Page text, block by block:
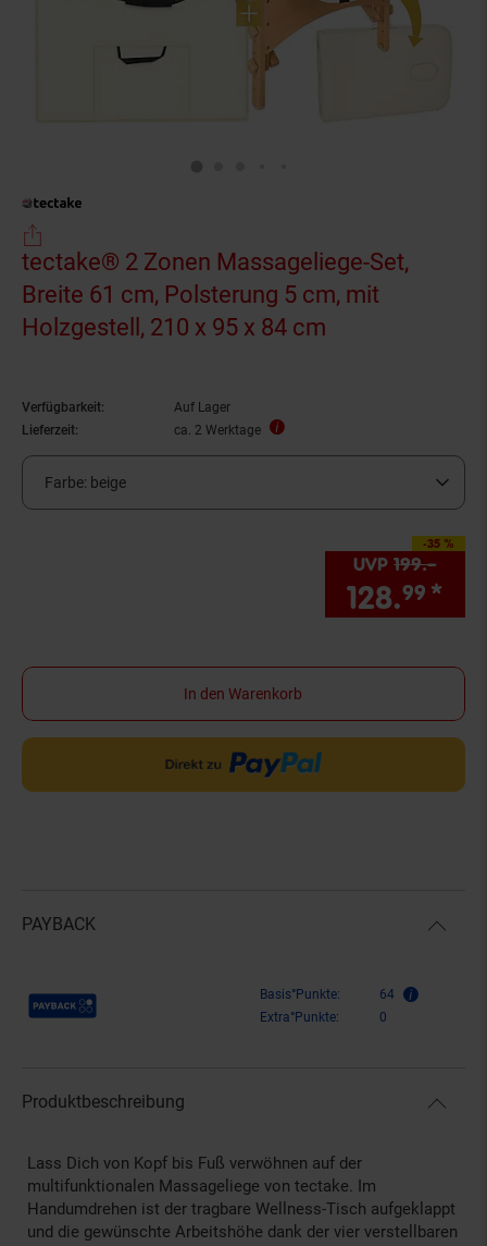
tectake® 2 Zonen Massageliege-Set,
Breite 61 cm, Polsterung 5 cm, mit
Holzgestell, 210 x 95 x 84 cm
Verfügbarkeit:
Auf Lager
Lieferzeit:
ca. 2 Werktage
Farbe: beige
-35 %
Sie Sparen 35
UVP199.–UVP
128.99 *
In den Warenkorb
PAYBACK
Payback Punkte Basis°Punkte:
64
Extra°Punkte:
0
Produktbeschreibung
Lass Dich von Kopf bis Fuß verwöhnen auf der
multifunktionalen Massageliege von tectake. Im
Handumdrehen ist der tragbare Wellness-Tisch aufgeklappt
und die gewünschte Arbeitshöhe dank der vier verstellbaren